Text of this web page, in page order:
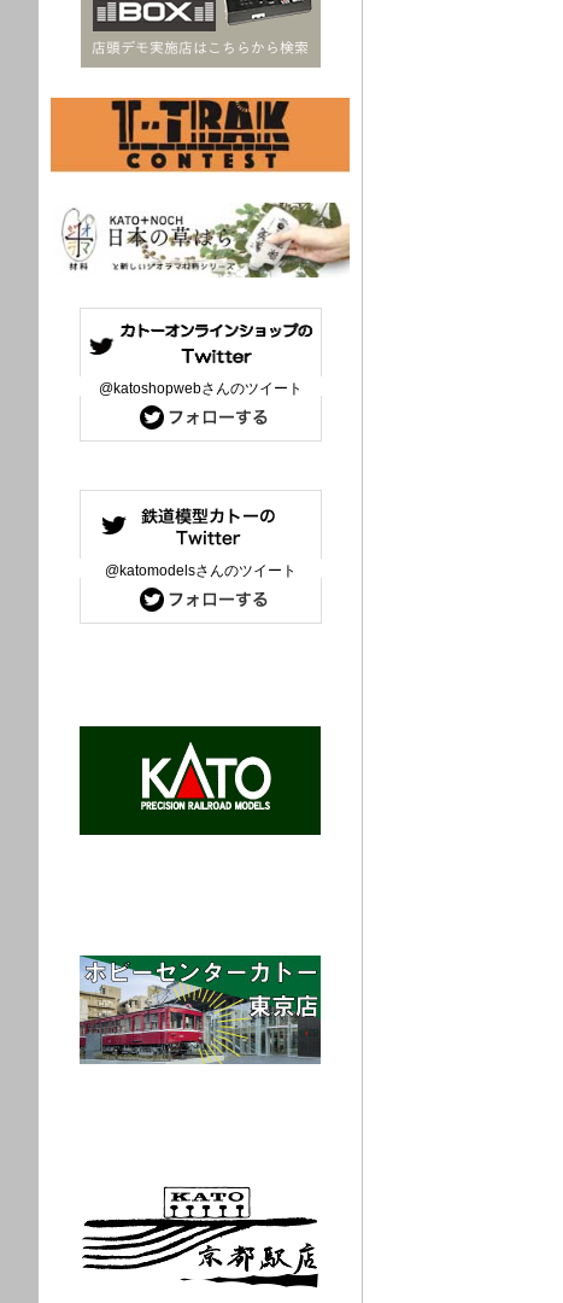
@katoshopwebさんのツイート
@katomodelsさんのツイート